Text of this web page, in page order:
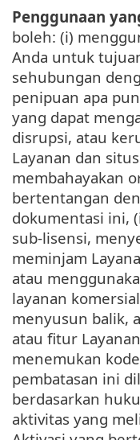
Penggunaan
boleh: (i)
Anda untuk
sehubungan
penipuan apa
yang dapat
disrupsi, atau
Layanan dan
membahayakan
bertentangan
dokumentasi ini,
sub-lisensi,
meminjam
atau
layanan
menyusun balik,
atau fitur
menemukan
pembatasan ini
berdasarkan
aktivitas yang